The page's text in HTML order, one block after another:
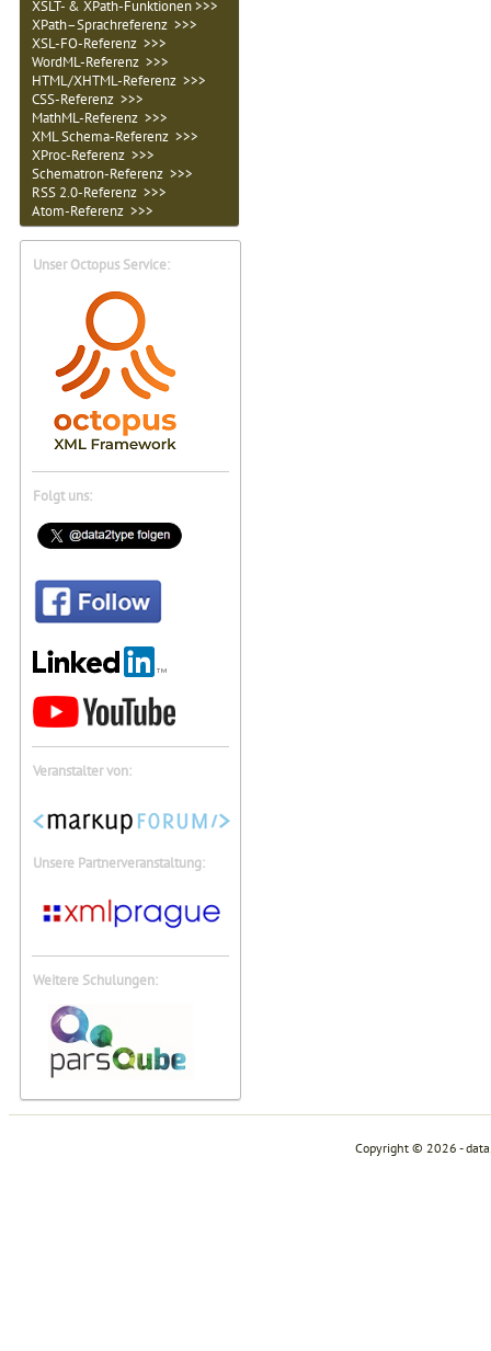
XSLT- & XPath-Funktionen >>>
XPath–Sprachreferenz >>>
XSL-FO-Referenz >>>
WordML-Referenz >>>
HTML/XHTML-Referenz >>>
CSS-Referenz >>>
MathML-Referenz >>>
XML Schema-Referenz >>>
XProc-Referenz >>>
Schematron-Referenz >>>
RSS 2.0-Referenz >>>
Atom-Referenz >>>
Unser Octopus Service:
Folgt uns:
Veranstalter von:
Unsere Partnerveranstaltung:
Weitere Schulungen:
Copyright © 2026 -